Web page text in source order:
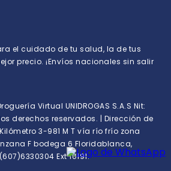
el cuidado de tu salud, la de tus
precio. ¡Envíos nacionales sin salir
Virtual UNIDROGAS S.A.S Nit:
derechos reservados. | Dirección de
3-981 M T vía río frío zona
F bodega 6 Floridablanca,
Ext 10191.